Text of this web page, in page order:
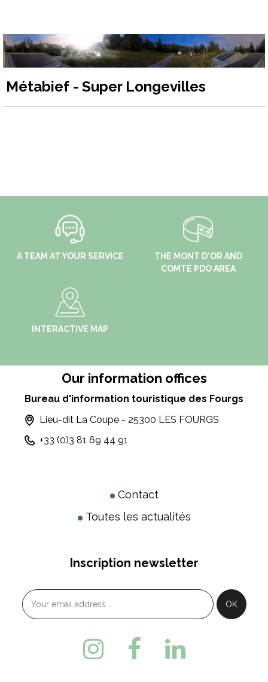
Métabief - Super Longevilles
A TEAM AT YOUR SERVICE
THE MONT D'OR AND
COMTÉ PDO AREA
INTERACTIVE MAP
Our information offices
Bureau d'information touristique des Fourgs
Lieu-dit La Coupe - 25300 LES FOURGS
+33 (0)3 81 69 44 91
Contact
Toutes les actualités
Inscription newsletter